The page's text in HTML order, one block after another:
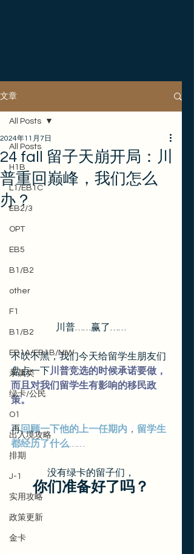
文章
All Posts
H1B
L1/EB1C
EB2/3
OPT
EB5
B1/B2
other
F1
B1/B2
EB1A/EB1B/NIW
亲属类
绿卡/公民
O1
出入境攻略
排期
J-1
实用攻略
政策更新
金卡
All Posts
24 fall 留子天崩开局：川
普重回巅峰，我们怎么
办？
2024年11月7日
川普……赢了……
不吹不黑，我们今天给留学生朋友们
盘点一下川普竞选的时候承诺要做，
而且对我们留学生有影响的移民政
策。
再回顾一下他的上一任期内 ， 留学生
都经历了什么
没有绿卡的留子们，
你们准备好了吗？